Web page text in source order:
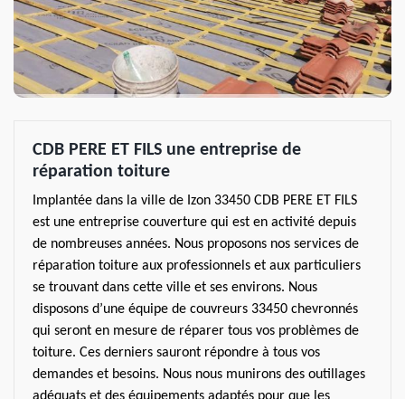
CDB PERE ET FILS une entreprise de
réparation toiture
Implantée dans la ville de Izon 33450 CDB PERE ET FILS
est une entreprise couverture qui est en activité depuis
de nombreuses années. Nous proposons nos services de
réparation toiture aux professionnels et aux particuliers
se trouvant dans cette ville et ses environs. Nous
disposons d’une équipe de couvreurs 33450 chevronnés
qui seront en mesure de réparer tous vos problèmes de
toiture. Ces derniers sauront répondre à tous vos
demandes et besoins. Nous nous munirons des outillages